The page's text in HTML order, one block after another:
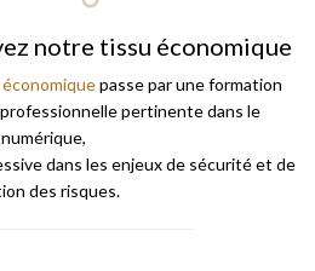
notre tissu économique
passe par une formation
pertinente dans le
numérique,
dans les enjeux de sécurité et de
des risques.